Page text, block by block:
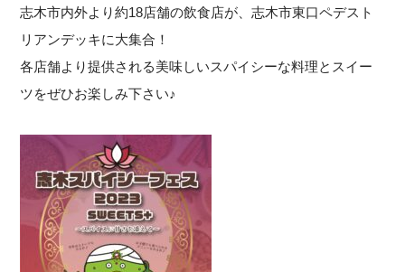
志木市内外より約18店舗の飲食店が、志木市東口ペデスト
リアンデッキに大集合！
各店舗より提供される美味しいスパイシーな料理とスイー
ツをぜひお楽しみ下さい♪